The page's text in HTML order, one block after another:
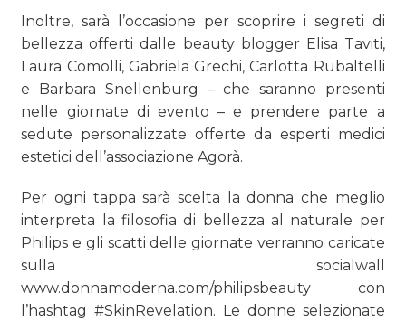
Inoltre, sarà l’occasione per scoprire i segreti di
bellezza offerti dalle beauty blogger Elisa Taviti,
Laura Comolli, Gabriela Grechi, Carlotta Rubaltelli
e Barbara Snellenburg – che saranno presenti
nelle giornate di evento – e prendere parte a
sedute personalizzate offerte da esperti medici
estetici dell’associazione Agorà.
Per ogni tappa sarà scelta la donna che meglio
interpreta la filosofia di bellezza al naturale per
Philips e gli scatti delle giornate verranno caricate
sulla socialwall
www.donnamoderna.com/philipsbeauty con
l’hashtag #SkinRevelation. Le donne selezionate